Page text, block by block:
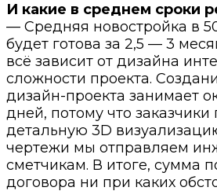
И какие в среднем сроки
— Средняя новостройка в
будет готова за 2,5 — 3
всё зависит от дизайна
сложности проекта.
дизайн-проекта занимает
дней, потому что заказчики
детальную 3D
чертежи мы отправляем
сметчикам. В итоге, сумма
договора ни при каких